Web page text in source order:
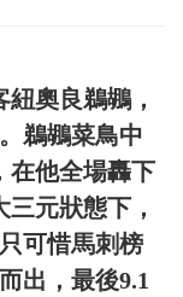
奧良鵜鶘，
鵜鶘菜鳥中
在他全場轟下
元狀態下，
可惜馬刺榜
出，最後9.1